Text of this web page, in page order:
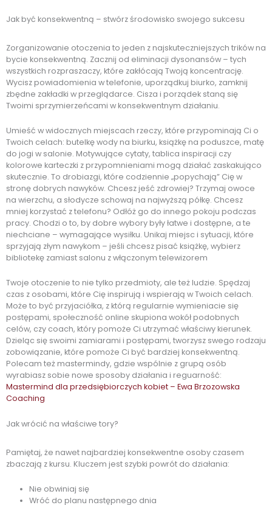
Jak być konsekwentną – stwórz środowisko swojego sukcesu
Zorganizowanie otoczenia to jeden z najskuteczniejszych trików na
bycie konsekwentną. Zacznij od eliminacji dysonansów – tych
wszystkich rozpraszaczy, które zakłócają Twoją koncentrację.
Wycisz powiadomienia w telefonie, uporządkuj biurko, zamknij
zbędne zakładki w przeglądarce. Cisza i porządek staną się
Twoimi sprzymierzeńcami w konsekwentnym działaniu.
Umieść w widocznych miejscach rzeczy, które przypominają Ci o
Twoich celach: butelkę wody na biurku, książkę na poduszce, matę
do jogi w salonie. Motywujące cytaty, tablica inspiracji czy
kolorowe karteczki z przypomnieniami mogą działać zaskakująco
skutecznie. To drobiazgi, które codziennie „popychają” Cię w
stronę dobrych nawyków. Chcesz jeść zdrowiej? Trzymaj owoce
na wierzchu, a słodycze schowaj na najwyższą półkę. Chcesz
mniej korzystać z telefonu? Odłóż go do innego pokoju podczas
pracy. Chodzi o to, by dobre wybory były łatwe i dostępne, a te
niechciane – wymagające wysiłku. Unikaj miejsc i sytuacji, które
sprzyjają złym nawykom – jeśli chcesz pisać książkę, wybierz
bibliotekę zamiast salonu z włączonym telewizorem
Twoje otoczenie to nie tylko przedmioty, ale też ludzie. Spędzaj
czas z osobami, które Cię inspirują i wspierają w Twoich celach.
Może to być przyjaciółka, z którą regularnie wymieniacie się
postępami, społeczność online skupiona wokół podobnych
celów, czy coach, który pomoże Ci utrzymać właściwy kierunek.
Dzieląc się swoimi zamiarami i postępami, tworzysz swego rodzaju
zobowiązanie, które pomoże Ci być bardziej konsekwentną.
Polecam też mastermindy, gdzie wspólnie z grupą osób
wyrabiasz sobie nowe sposoby działania i reguarność:
Mastermind dla przedsiębiorczych kobiet – Ewa Brzozowska
Coaching
Jak wrócić na właściwe tory?
Pamiętaj, że nawet najbardziej konsekwentne osoby czasem
zbaczają z kursu. Kluczem jest szybki powrót do działania:
Nie obwiniaj się
Wróć do planu następnego dnia